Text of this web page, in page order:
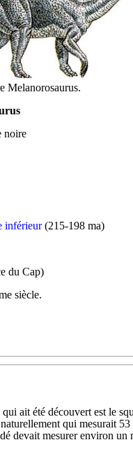
Melanorosaurus.
noire
inférieur(215-198 ma)
du Cap)
siècle.
ait été découvert est le
qui mesurait 53
devait mesurer environ un